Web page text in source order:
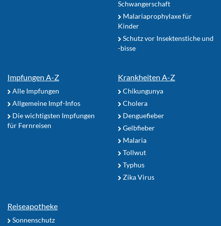
Schwangerschaft
Malariaprophylaxe für
Kinder
Schutz vor Insektenstiche und
-bisse
Impfungen A-Z
Alle Impfungen
Allgemeine Impf-Infos
Die wichtigsten Impfungen
für Fernreisen
Krankheiten A-Z
Chikungunya
Cholera
Denguefieber
Gelbfieber
Malaria
Tollwut
Typhus
Zika Virus
Reiseapotheke
Sonnenschutz